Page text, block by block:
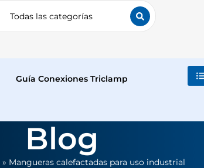
Guía Conexiones Triclamp
Blog
» Mangueras calefactadas para uso industrial